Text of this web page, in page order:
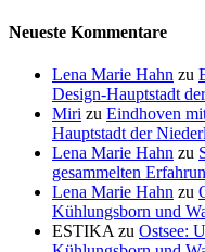
Neueste Kommentare
Lena Marie Hahn zu
Design-Hauptstadt
Miri zu Eindhoven
Hauptstadt der
Lena Marie Hahn zu
gesammelten
Lena Marie Hahn zu
Kühlungsborn und
ESTIKA zu Ostsee: